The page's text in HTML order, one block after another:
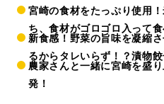
宮崎の食材をたっぷり使用
ち、食材がゴロゴロ入って食
新食感！野菜の旨味を凝縮
るからタレいらず！？漬物餃
農家さんと一緒に宮崎を盛
発！